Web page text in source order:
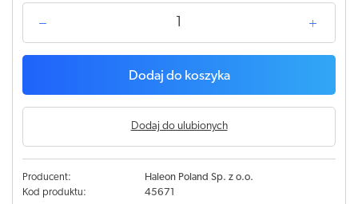
Dodaj do koszyka
Dodaj do ulubionych
Producent:
Haleon Poland Sp. z o.o.
Kod produktu:
45671